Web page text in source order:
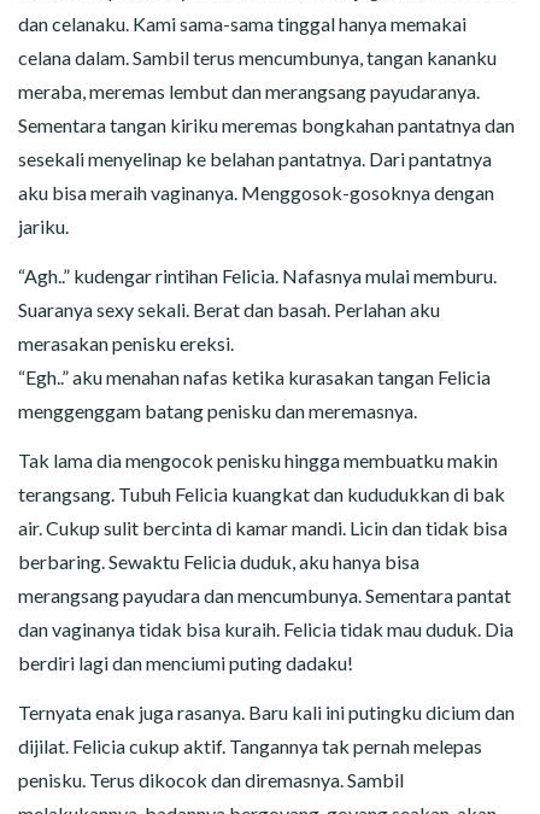
dan celanaku. Kami sama-sama tinggal hanya memakai
celana dalam. Sambil terus mencumbunya, tangan kananku
meraba, meremas lembut dan merangsang payudaranya.
Sementara tangan kiriku meremas bongkahan pantatnya dan
sesekali menyelinap ke belahan pantatnya. Dari pantatnya
aku bisa meraih vaginanya. Menggosok-gosoknya dengan
jariku.
“Agh..” kudengar rintihan Felicia. Nafasnya mulai memburu.
Suaranya sexy sekali. Berat dan basah. Perlahan aku
merasakan penisku ereksi.
“Egh..” aku menahan nafas ketika kurasakan tangan Felicia
menggenggam batang penisku dan meremasnya.
Tak lama dia mengocok penisku hingga membuatku makin
terangsang. Tubuh Felicia kuangkat dan kududukkan di bak
air. Cukup sulit bercinta di kamar mandi. Licin dan tidak bisa
berbaring. Sewaktu Felicia duduk, aku hanya bisa
merangsang payudara dan mencumbunya. Sementara pantat
dan vaginanya tidak bisa kuraih. Felicia tidak mau duduk. Dia
berdiri lagi dan menciumi puting dadaku!
Ternyata enak juga rasanya. Baru kali ini putingku dicium dan
dijilat. Felicia cukup aktif. Tangannya tak pernah melepas
penisku. Terus dikocok dan diremasnya. Sambil